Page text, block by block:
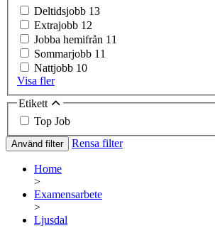
Deltidsjobb 13
Extrajobb 12
Jobba hemifrån 11
Sommarjobb 11
Nattjobb 10
Visa fler
Etikett
Top Job
Använd filter Rensa filter
Home
>
Examensarbete
>
Ljusdal